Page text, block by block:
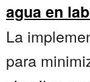
agua en
La
para